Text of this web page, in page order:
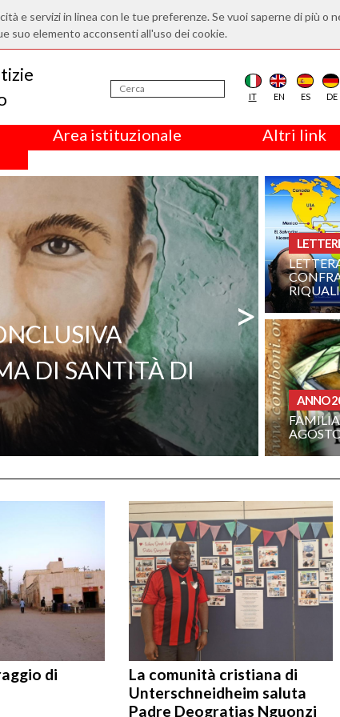
e servizi in linea con le tue preferenze. Se vuoi saperne di più o
suo elemento acconsenti all'uso dei cookie.
IT EN ES DE
Area istituzionale Altri link
DI SANTITÀ DI
>
ANNO
di
La comunità cristiana di
Unterschneidheim saluta
Padre Deogratias Nguonzi